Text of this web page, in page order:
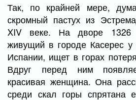
Так, по крайней мере,
скромный пастух из
XIV веке. На дворе 1326
живущий в городе Касерес
Испании, ищет в горах
Вдруг перед ним
красивая женщина. Она
среди скал горы спрятана